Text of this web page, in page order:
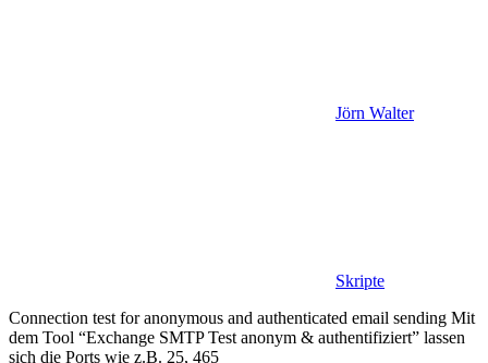
Jörn Walter
Skripte
Connection test for anonymous and authenticated email sending Mit
dem Tool “Exchange SMTP Test anonym & authentifiziert” lassen
sich die Ports wie z.B. 25, 465